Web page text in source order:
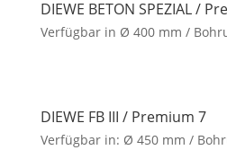
DIEWE BETON SPEZIAL /
Verfügbar in Ø 400 mm /
DIEWE FB III / Premium 7
Verfügbar in: Ø 450 mm /